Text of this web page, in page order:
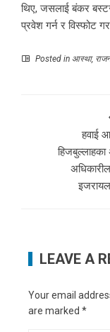
थिए, जसलाई बंकर
प्रवेश गर्न र विस्फोट
Posted in आस्था,
हवाई
हिजबुल्लाहका
LEAVE A
Your email
are marked *